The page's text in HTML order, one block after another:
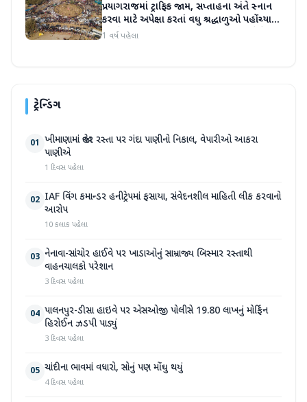
પ્રયાગરાજમાં ટ્રાફિક જામ, સપ્તાહના અંતે સ્નાન
કરવા માટે અપેક્ષા કરતાં વધુ શ્રદ્ધાળુઓ પહોંચ્યા,
આજે મહાકુંભમાં CM યોગી પણ હાજર રહેશે
1 વર્ષ પહેલા
ટ્રેન્ડિંગ
01 ખીમાણામાં જાહેર રસ્તા પર ગંદા પાણીનો નિકાલ, વેપારીઓ આકરા
પાણીએ
1 દિવસ પહેલા
02 IAF વિંગ કમાન્ડર હનીટ્રેપમાં ફસાયા, સંવેદનશીલ માહિતી લીક કરવાનો
આરોપ
10 કલાક પહેલા
03 નેનાવા-સાંચોર હાઈવે પર ખાડાઓનું સામ્રાજ્ય બિસ્માર રસ્તાથી
વાહનચાલકો પરેશાન
3 દિવસ પહેલા
04 પાલનપુર-ડીસા હાઇવે પર એસઓજી પોલીસે 19.80 લાખનું મોર્ફિન
હિરોઈન ઝડપી પાડ્યું
3 દિવસ પહેલા
05 ચાંદીના ભાવમાં વધારો, સોનું પણ મોંઘુ થયું
4 દિવસ પહેલા